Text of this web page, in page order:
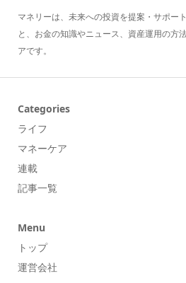
マネリーは、未来への投資を提案・サポー
と、お金の知識やニュース、資産運用の方
アです。
Categories
ライフ
マネーケア
連載
記事一覧
Menu
トップ
運営会社